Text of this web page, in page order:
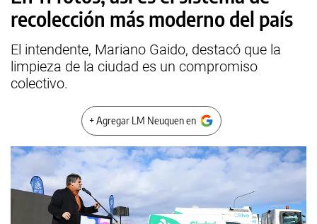
recolección más moderno del país
El intendente, Mariano Gaido, destacó que la
limpieza de la ciudad es un compromiso
colectivo.
+ Agregar LM Neuquen en